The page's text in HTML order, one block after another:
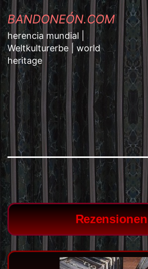
BANDONEÓN.COM
herencia mundial |
Weltkulturerbe | world
heritage
Rezensionen